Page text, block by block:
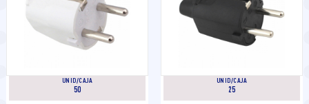
UNID/CAJA
50
UNID/CAJA
25